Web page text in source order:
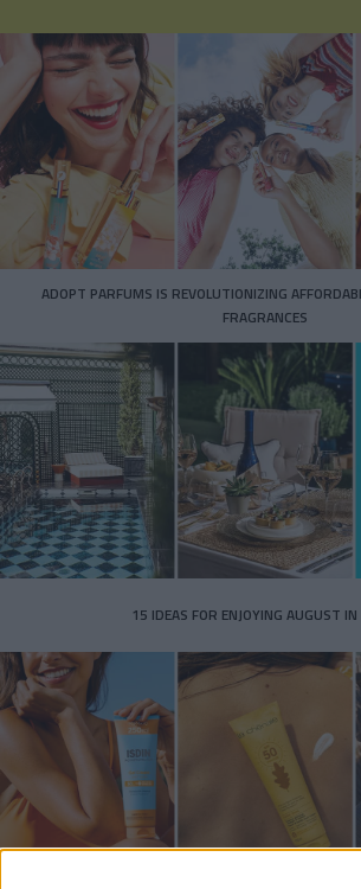
ADOPT PARFUMS IS REVOLUTIONIZING
FRAGRANCES
15 IDEAS FOR ENJOYING AUGUST